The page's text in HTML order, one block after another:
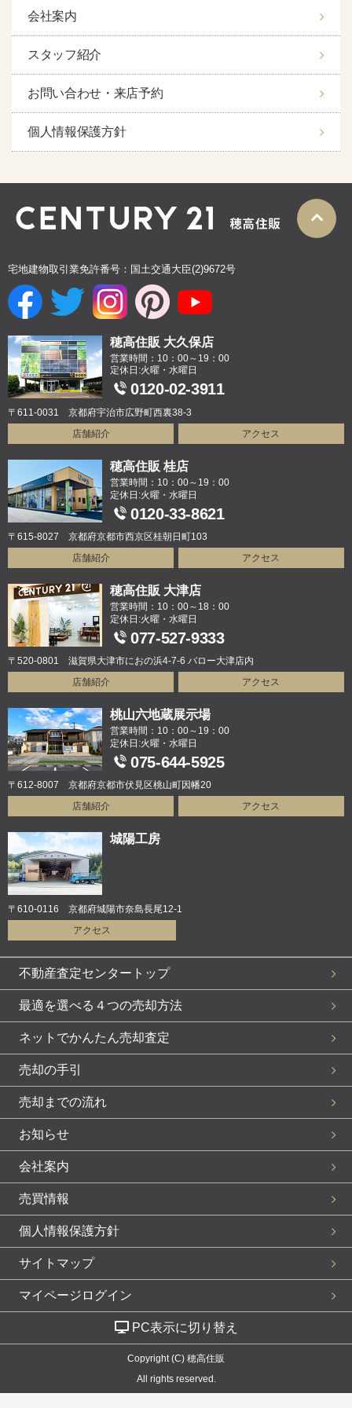
会社案内
スタッフ紹介
お問い合わせ・来店予約
個人情報保護方針
宅地建物取引業免許番号：国土交通大臣(2)9672号
穂高住販 大久保店
営業時間：10：00～19：00
定休日:火曜・水曜日
0120-02-3911
〒611-0031 京都府宇治市広野町西裏38-3
店舗紹介
アクセス
穂高住販 桂店
営業時間：10：00～19：00
定休日:火曜・水曜日
0120-33-8621
〒615-8027 京都府京都市西京区桂朝日町103
店舗紹介
アクセス
穂高住販 大津店
営業時間：10：00～18：00
定休日:火曜・水曜日
077-527-9333
〒520-0801 滋賀県大津市におの浜4-7-6 バロー大津店内
店舗紹介
アクセス
桃山六地蔵展示場
営業時間：10：00～19：00
定休日:火曜・水曜日
075-644-5925
〒612-8007 京都府京都市伏見区桃山町因幡20
店舗紹介
アクセス
城陽工房
〒610-0116 京都府城陽市奈島長尾12-1
アクセス
不動産査定センタートップ
最適を選べる４つの売却方法
ネットでかんたん売却査定
売却の手引
売却までの流れ
お知らせ
会社案内
売買情報
個人情報保護方針
サイトマップ
マイページログイン
PC表示に切り替え
Copyright (C) 穂高住販
All rights reserved.